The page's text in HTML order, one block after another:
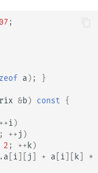
;
a); }
&b) const {
++i)
; ++j )
2 ; ++ k)
.a i j + a i k
*